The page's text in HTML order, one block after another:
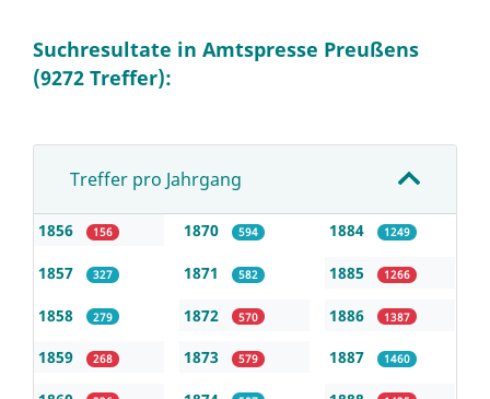
Suchresultate in Amtspresse Preußens
(9272 Treffer):
Treffer pro Jahrgang
1856 156
1857 327
1858 279
1859 268
1870 594
1871 582
1872 570
1873 579
1884 1249
1885 1266
1886 1387
1887 1460